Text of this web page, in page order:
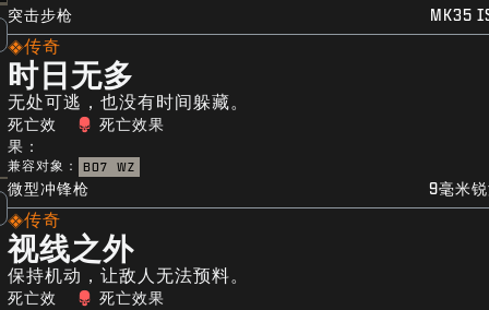
突击步枪 MK35
传奇
时日无多
无处可逃，也没有时间躲藏。
死亡效
果：
死亡效果
兼容对象： BO7 WZ
微型冲锋枪 9毫米
传奇
视线之外
保持机动，让敌人无法预料。
死亡效
死亡效果